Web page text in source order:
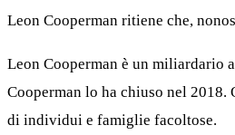
Leon Cooperman ritiene che,
Leon Cooperman è un miliardario
Cooperman lo ha chiuso nel
di individui e famiglie facoltose.